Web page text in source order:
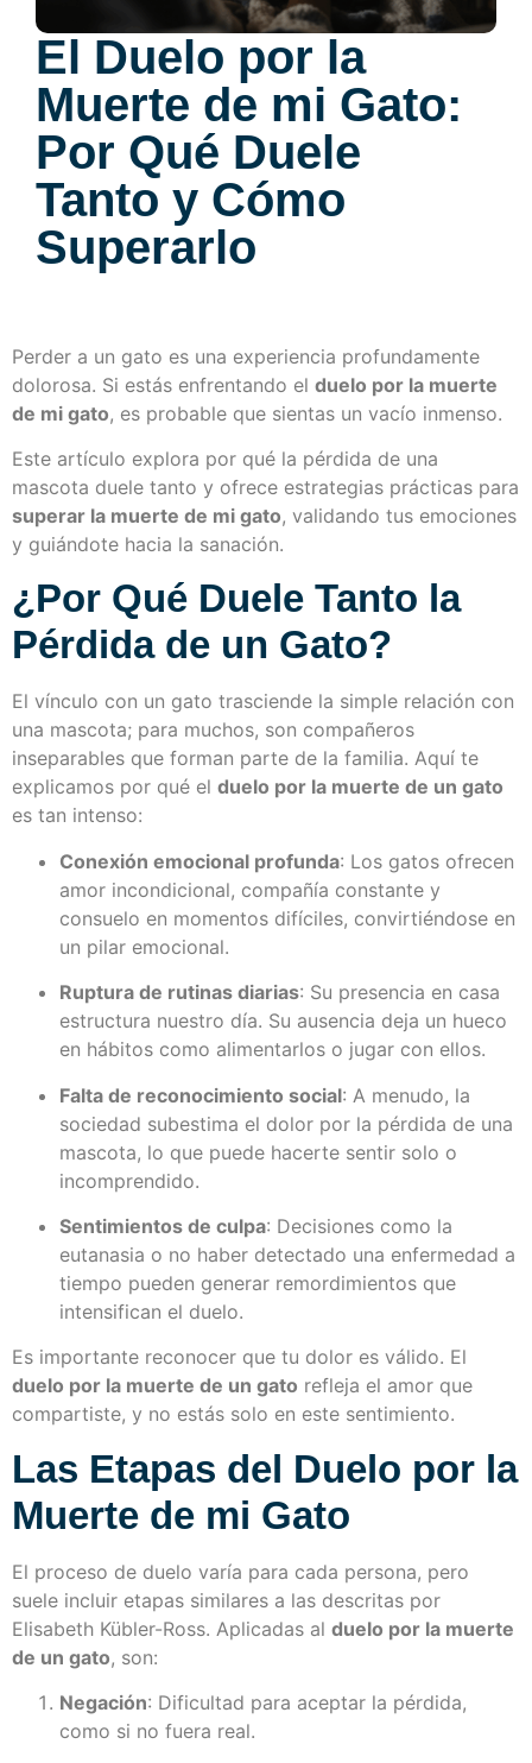
El Duelo por la
Muerte de mi Gato:
Por Qué Duele
Tanto y Cómo
Superarlo
Perder a un gato es una experiencia profundamente
dolorosa. Si estás enfrentando el duelo por la muerte
de mi gato, es probable que sientas un vacío inmenso.
Este artículo explora por qué la pérdida de una
mascota duele tanto y ofrece estrategias prácticas para
superar la muerte de mi gato, validando tus emociones
y guiándote hacia la sanación.
¿Por Qué Duele Tanto la
Pérdida de un Gato?
El vínculo con un gato trasciende la simple relación con
una mascota; para muchos, son compañeros
inseparables que forman parte de la familia. Aquí te
explicamos por qué el duelo por la muerte de un gato
es tan intenso:
Conexión emocional profunda: Los gatos ofrecen
amor incondicional, compañía constante y
consuelo en momentos difíciles, convirtiéndose en
un pilar emocional.
Ruptura de rutinas diarias: Su presencia en casa
estructura nuestro día. Su ausencia deja un hueco
en hábitos como alimentarlos o jugar con ellos.
Falta de reconocimiento social: A menudo, la
sociedad subestima el dolor por la pérdida de una
mascota, lo que puede hacerte sentir solo o
incomprendido.
Sentimientos de culpa: Decisiones como la
eutanasia o no haber detectado una enfermedad a
tiempo pueden generar remordimientos que
intensifican el duelo.
Es importante reconocer que tu dolor es válido. El
duelo por la muerte de un gato refleja el amor que
compartiste, y no estás solo en este sentimiento.
Las Etapas del Duelo por la
Muerte de mi Gato
El proceso de duelo varía para cada persona, pero
suele incluir etapas similares a las descritas por
Elisabeth Kübler-Ross. Aplicadas al duelo por la muerte
de un gato, son:
Negación: Dificultad para aceptar la pérdida,
como si no fuera real.